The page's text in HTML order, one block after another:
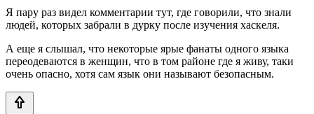
Я пару раз видел комментарии тут, где говорили, что знали
людей, которых забрали в дурку после изучения хаскеля.
А еще я слышал, что некоторые ярые фанаты одного языка
переодеваются в женщин, что в том районе где я живу, таки
очень опасно, хотя сам язык они называют безопасным.